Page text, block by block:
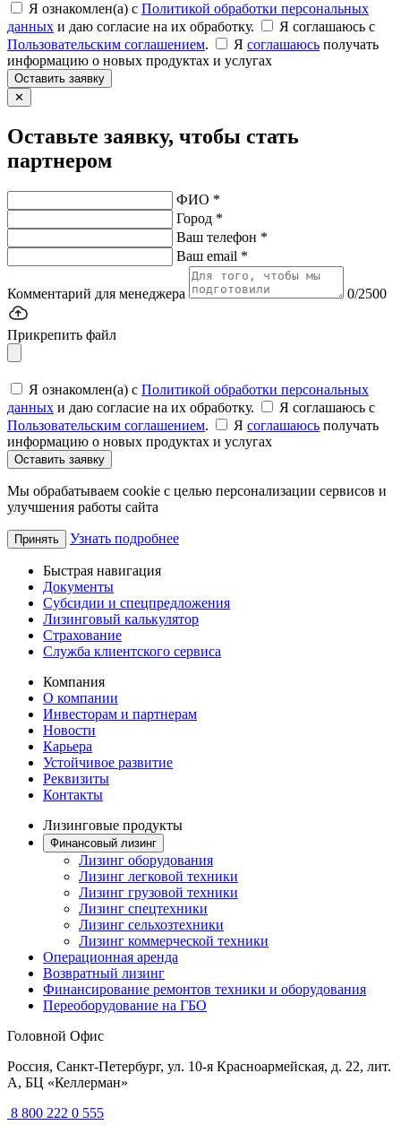
Я ознакомлен(а) с Политикой обработки персональных
данных и даю согласие на их обработку.
Я соглашаюсь c
Пользовательским соглашением. Я соглашаюсь получать
информацию о новых продуктах и услугах
Оставить заявку
✕
Оставьте заявку, чтобы стать
партнером
ФИО *
Город *
Ваш телефон *
Ваш email *
Комментарий для менеджера 0/2500
Прикрепить файл
Я ознакомлен(а) с Политикой обработки персональных
данных и даю согласие на их обработку.
Я соглашаюсь c
Пользовательским соглашением. Я соглашаюсь получать
информацию о новых продуктах и услугах
Оставить заявку
Мы обрабатываем cookie с целью персонализации сервисов и
улучшения работы сайта
Принять Узнать подробнее
Быстрая навигация
Документы
Субсидии и спецпредложения
Лизинговый калькулятор
Страхование
Служба клиентского сервиса
Компания
О компании
Инвесторам и партнерам
Новости
Карьера
Устойчивое развитие
Реквизиты
Контакты
Лизинговые продукты
Финансовый лизинг
Лизинг оборудования
Лизинг легковой техники
Лизинг грузовой техники
Лизинг спецтехники
Лизинг сельхозтехники
Лизинг коммерческой техники
Операционная аренда
Возвратный лизинг
Финансирование ремонтов техники и оборудования
Переоборудование на ГБО
Головной Офис
Россия, Санкт-Петербург, ул. 10-я Красноармейская, д. 22, лит.
А, БЦ «Келлерман»
8 800 222 0 555